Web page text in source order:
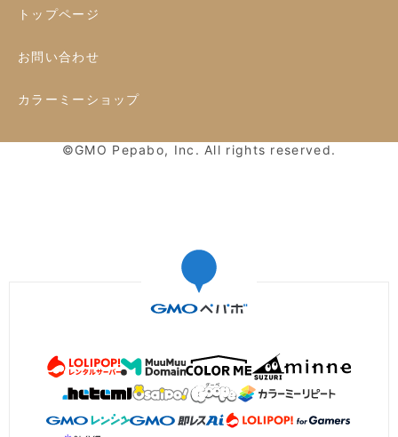
トップページ
お問い合わせ
カラーミーショップ
©GMO Pepabo, Inc. All rights reserved.